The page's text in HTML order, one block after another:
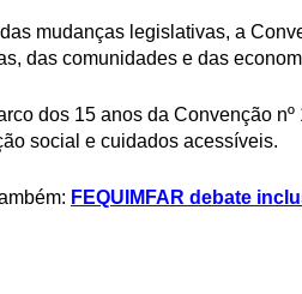
mudanças legislativas, a
das comunidades e das
dos 15 anos da Convenção
social e cuidados acessíveis.
FEQUIMFAR debate